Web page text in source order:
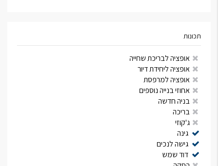
תכונות
אופציה לבריכת שחייה
אופציה ליחידת דיור
אופציה למרפסת
אחוזי בנייה נוספים
בניה חדשה
בריכה
ג'קוזי
גינה
גישה לנכים
דוד שמש